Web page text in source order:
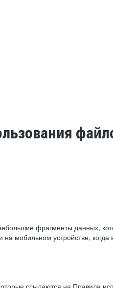
фрагменты данных,
на мобильном устройстве,
ссылаются на Правила